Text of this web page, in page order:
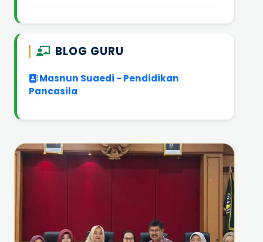
BLOG GURU
Masnun Suaedi - Pendidikan
Pancasila